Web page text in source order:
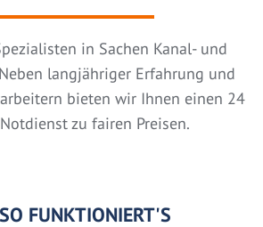
in Sachen Kanal- und
langjähriger Erfahrung und
bieten wir Ihnen einen 24
zu fairen Preisen.
FUNKTIONIERT'S